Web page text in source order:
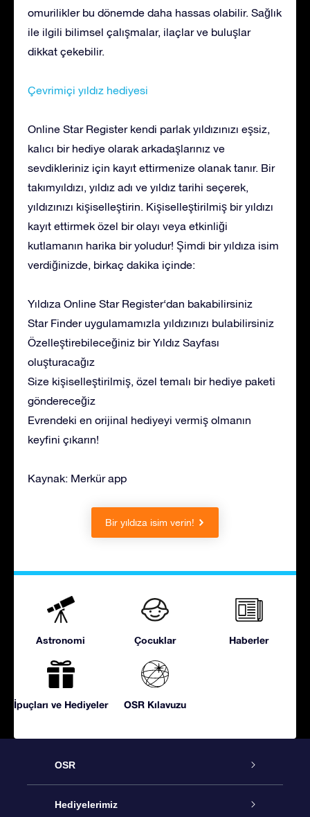
omurilikler bu dönemde daha hassas olabilir. Sağlık
ile ilgili bilimsel çalışmalar, ilaçlar ve buluşlar
dikkat çekebilir.
Çevrimiçi yıldız hediyesi
Online Star Register kendi parlak yıldızınızı eşsiz,
kalıcı bir hediye olarak arkadaşlarınız ve
sevdikleriniz için kayıt ettirmenize olanak tanır. Bir
takımyıldızı, yıldız adı ve yıldız tarihi seçerek,
yıldızınızı kişiselleştirin. Kişiselleştirilmiş bir yıldızı
kayıt ettirmek özel bir olayı veya etkinliği
kutlamanın harika bir yoludur! Şimdi bir yıldıza isim
verdiğinizde, birkaç dakika içinde:
Yıldıza Online Star Register‘dan bakabilirsiniz
Star Finder uygulamamızla yıldızınızı bulabilirsiniz
Özelleştirebileceğiniz bir Yıldız Sayfası
oluşturacağız
Size kişiselleştirilmiş, özel temalı bir hediye paketi
göndereceğiz
Evrendeki en orijinal hediyeyi vermiş olmanın
keyfini çıkarın!
Kaynak: Merkür app
Bir yıldıza isim verin!
Astronomi Çocuklar Haberler
İpuçları ve Hediyeler OSR Kılavuzu
OSR
Hizmet
Hediyelerimiz